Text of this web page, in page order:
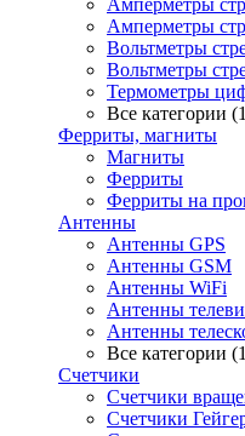
Амперметры
Амперметры
Вольтметры
Вольтметры
Термометры
Все категории
Ферриты, магниты
Магниты
Ферриты
Ферриты на
Антенны
Антенны GPS
Антенны GSM
Антенны WiFi
Антенны
Антенны
Все категории
Счетчики
Счетчики
Счетчики